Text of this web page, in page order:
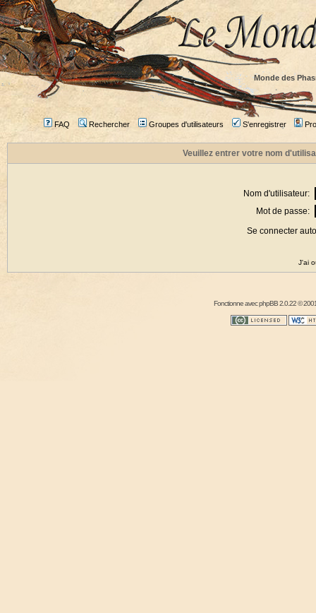
Monde des
FAQ Rechercher Groupes d'utilisateurs S'enregistrer
Veuillez entrer votre nom
Nom d'utilisateur:
Mot de passe:
Se connecter
J'ai
Fonctionne avecphpBB2.0.22 ©